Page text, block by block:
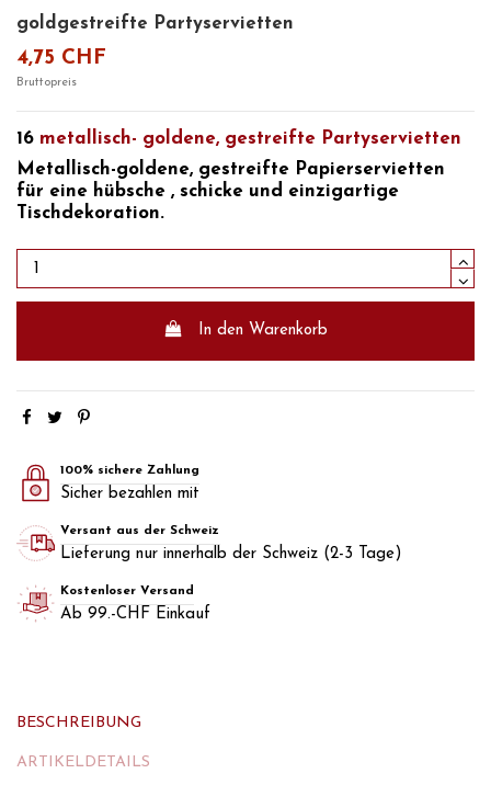
goldgestreifte Partyservietten
4,75 CHF
Bruttopreis
16 metallisch- goldene, gestreifte Partyservietten
Metallisch-goldene, gestreifte Papierservietten
für eine hübsche , schicke und einzigartige
Tischdekoration.
In den Warenkorb
100% sichere Zahlung
Sicher bezahlen mit
Versant aus der Schweiz
Lieferung nur innerhalb der Schweiz (2-3 Tage)
Kostenloser Versand
Ab 99.-CHF Einkauf
BESCHREIBUNG
ARTIKELDETAILS